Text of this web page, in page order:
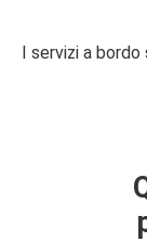
I servizi a